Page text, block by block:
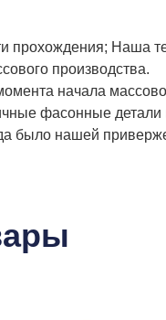
прохождения; Наша
производства.
начала
фасонные детали
было нашей